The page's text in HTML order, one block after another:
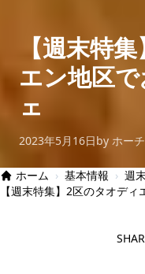
【週末特
エン地区
ェ
2023年5月16日by ホー
ホーム › 基本情報 › 週
【週末特集】2区のタオデ